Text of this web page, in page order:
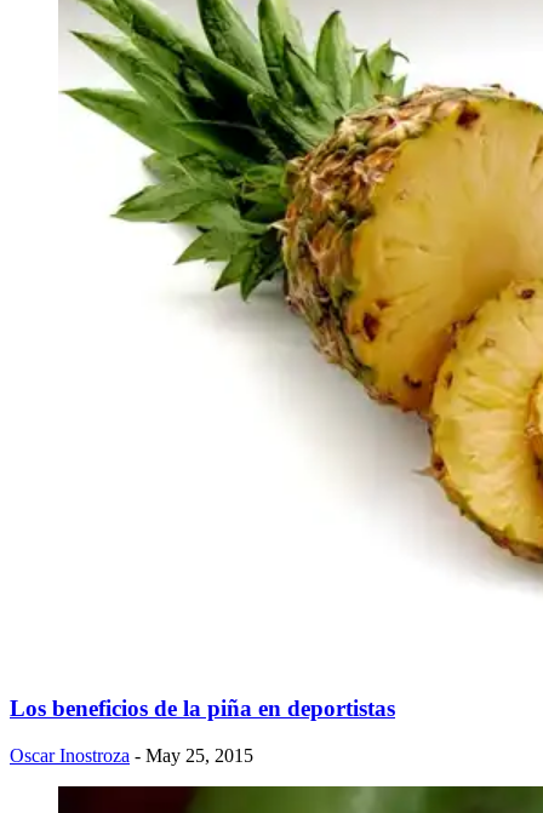
Los beneficios de la piña en deportistas
Oscar Inostroza - May 25, 2015